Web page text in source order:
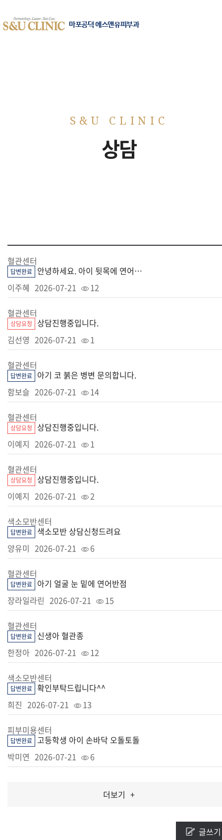
마포공덕 에스앤유피부과
상담
혈관센터
답변완료
안녕하세요. 아이 뒷목에 연어반인지 화염성 모반인지 알수있을까요??
이주혜 2026-07-21 12
혈관센터
상담요청
상담진행중입니다.
김선영 2026-07-21 1
혈관센터
답변완료
아기 코 붉은 병변 문의합니다.
함보슬 2026-07-21 14
혈관센터
상담요청
상담진행중입니다.
이예지 2026-07-21 1
혈관센터
상담요청
상담진행중입니다.
이예지 2026-07-21 2
색소모반센터
답변완료
색소모반 상담신청드려요
양유미 2026-07-21 6
혈관센터
답변완료
아기 얼굴 눈 밑에 연어반점
장라일라린 2026-07-21 15
혈관센터
답변완료
신생아 혈관종
한정아 2026-07-21 12
색소모반센터
답변완료 확인부탁드립니다^^
희진 2026-07-21 13
피부미용센터
답변완료
고등학생 아이 손바닥 오돌토돌
박미연 2026-07-21 6
더보기 +
글쓰기